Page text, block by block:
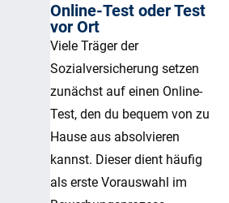
Online-Test oder Test
vor Ort
Viele Träger der
Sozialversicherung setzen
zunächst auf einen Online-
Test, den du bequem von zu
Hause aus absolvieren
kannst. Dieser dient häufig
als erste Vorauswahl im